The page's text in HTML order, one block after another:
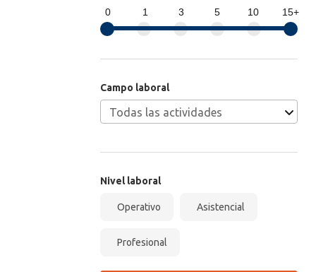
0 1 3 5 10 15+
Campo laboral
Nivel laboral
Operativo Asistencial
Profesional